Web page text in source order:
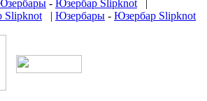
- Юзербар Slipknot |
Slipknot | Юзербары - Юзербар Slipknot